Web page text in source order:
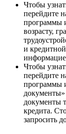
Чтобы
перейдите
программы
возрасту,
и
Чтобы
перейдите
программы
документы
кредита.
запросить